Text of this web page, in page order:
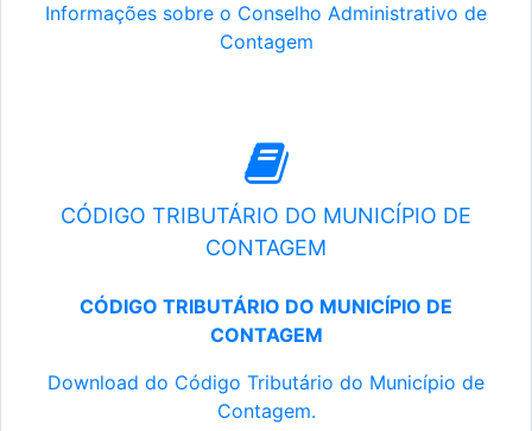
Informações sobre o Conselho Administrativo de
Contagem
CÓDIGO TRIBUTÁRIO DO MUNICÍPIO DE
CONTAGEM
CÓDIGO TRIBUTÁRIO DO MUNICÍPIO DE
CONTAGEM
Download do Código Tributário do Município de
Contagem.